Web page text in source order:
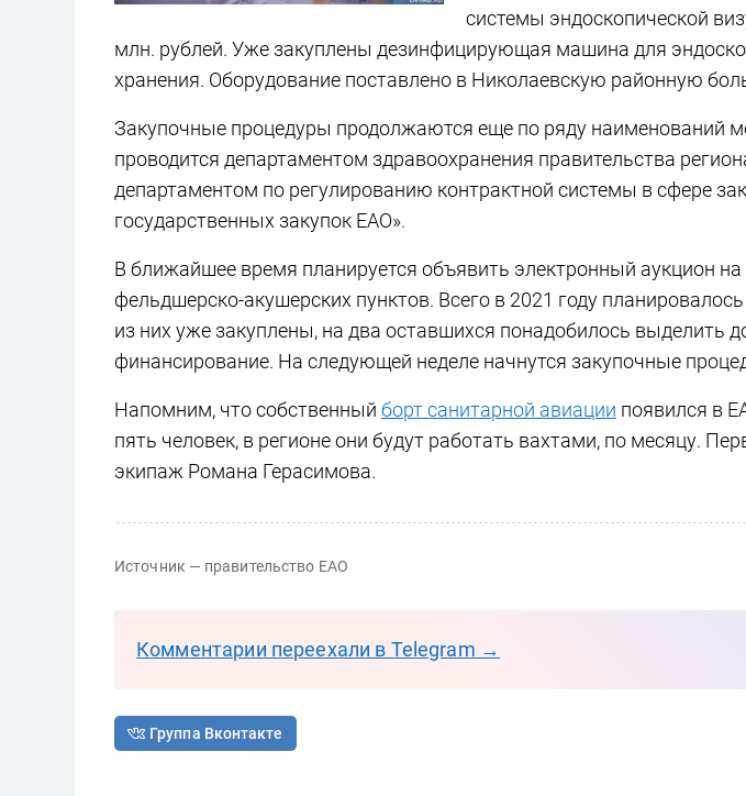
системы эндоскопической
млн. рублей. Уже закуплены дезинфицирующая машина для
хранения. Оборудование поставлено в Николаевскую районную
Закупочные процедуры продолжаются еще по ряду наименований
проводится департаментом здравоохранения правительства
департаментом по регулированию контрактной системы в сфере
государственных закупок ЕАО».
В ближайшее время планируется объявить электронный аукцион на
фельдшерско-акушерских пунктов. Всего в 2021 году
из них уже закуплены, на два оставшихся понадобилось выделить
финансирование. На следующей неделе начнутся закупочные
Напомним, что собственный борт санитарной авиации появился в
пять человек, в регионе они будут работать вахтами, по месяцу.
экипаж Романа Герасимова.
Источник — правительство ЕАО
Комментарии переехали в Telegram →
Группа Вконтакте